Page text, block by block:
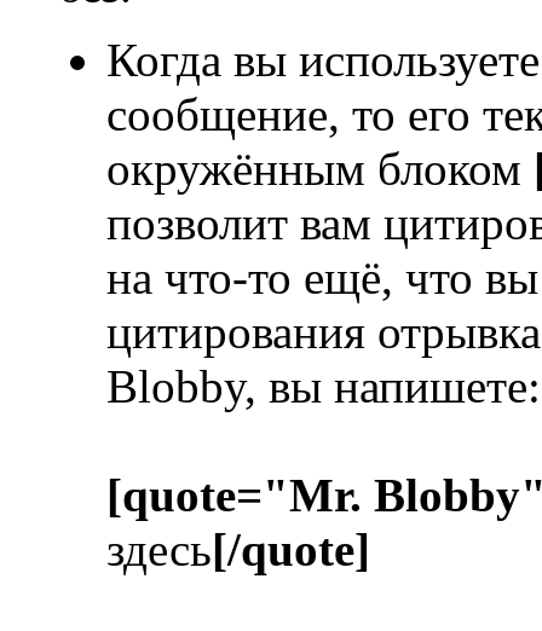
Когда вы
сообщение, то его
окружённым блоком
позволит вам
на что-то ещё, что
цитирования
Blobby, вы напишете:
[quote="Mr.
здесь[/quote]